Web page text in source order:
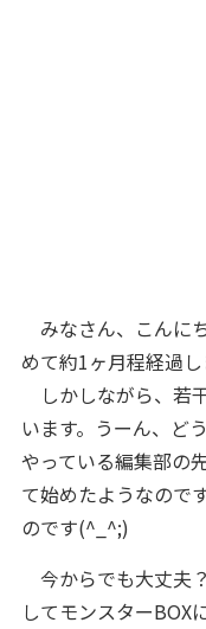
みなさん、こんに
めて約1ヶ月程経過
しかしながら、若
います。うーん、
やっている編集部の
て始めたようなので
のです(^_^;)
今からでも大丈夫
してモンスターBOX